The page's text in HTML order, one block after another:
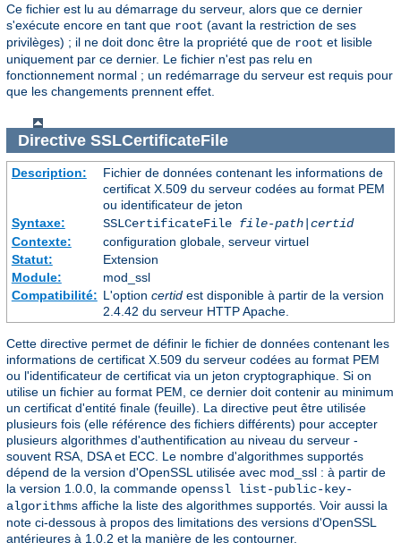
Ce fichier est lu au démarrage du serveur, alors que ce dernier
s'exécute encore en tant que root (avant la restriction de ses
privilèges) ; il ne doit donc être la propriété que de root et lisible
uniquement par ce dernier. Le fichier n'est pas relu en
fonctionnement normal ; un redémarrage du serveur est requis pour
que les changements prennent effet.
Directive SSLCertificateFile
Description:
Fichier de données contenant les informations de
certificat X.509 du serveur codées au format PEM
ou identificateur de jeton
Syntaxe:
SSLCertificateFile file-path| certid
Contexte:
configuration globale, serveur virtuel
Statut:
Extension
Module:
mod_ssl
Compatibilité: L'option certidest disponible à partir de la version
2.4.42 du serveur HTTP Apache.
Cette directive permet de définir le fichier de données contenant les
informations de certificat X.509 du serveur codées au format PEM
ou l'identificateur de certificat via un jeton cryptographique. Si on
utilise un fichier au format PEM, ce dernier doit contenir au minimum
un certificat d'entité finale (feuille). La directive peut être utilisée
plusieurs fois (elle référence des fichiers différents) pour accepter
plusieurs algorithmes d'authentification au niveau du serveur -
souvent RSA, DSA et ECC. Le nombre d'algorithmes supportés
dépend de la version d'OpenSSL utilisée avec mod_ssl : à partir de
la version 1.0.0, la commande openssl list-public-key-
algorithms affiche la liste des algorithmes supportés. Voir aussi la
note ci-dessous à propos des limitations des versions d'OpenSSL
antérieures à 1.0.2 et la manière de les contourner.